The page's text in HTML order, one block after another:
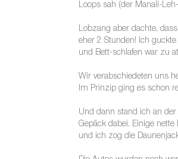
Loops sah (der Manali-
Lobzang aber dachte,
eher 2 Stunden! Ich
und Bett-schlafen war zu
Wir verabschiedeten uns
Im Prinzip ging es schon
Und dann stand ich an
Gepäck dabei. Einige
und ich zog die